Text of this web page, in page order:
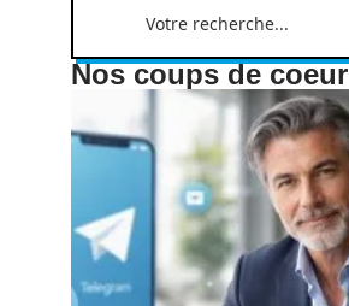
Nos coups de coeur